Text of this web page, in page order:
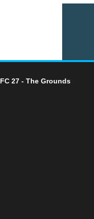
27 - The Grounds